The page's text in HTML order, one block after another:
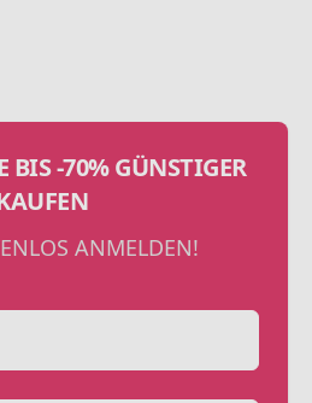
BIS -70% GÜNSTIGER
ANMELDEN!